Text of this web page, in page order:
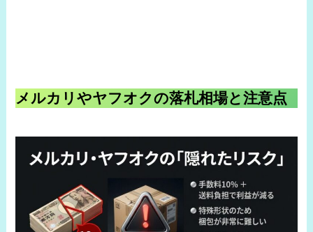
メルカリやヤフオクの落札相場と注意点